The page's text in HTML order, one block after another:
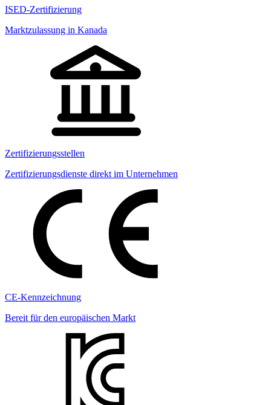
ISED-Zertifizierung
Marktzulassung in Kanada
Zertifizierungsstellen
Zertifizierungsdienste direkt im Unternehmen
CE-Kennzeichnung
Bereit für den europäischen Markt